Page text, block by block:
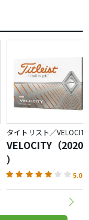
タイトリスト／VELOCITY
VELOCITY（2020
）
5.0